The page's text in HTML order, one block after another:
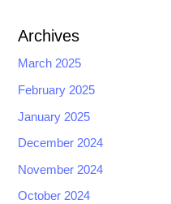
Archives
March 2025
February 2025
January 2025
December 2024
November 2024
October 2024